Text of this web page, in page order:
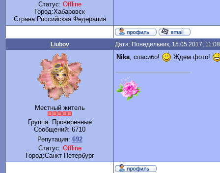
Статус: Offline
Город:Хабаровск
Cтрана:Российская Федерация
Liubov Дата: Понедельник, 15.05.2017,
Местный житель
Группа: Проверенные
Сообщений: 6710
Репутация: 692
Статус: Offline
Город:Санкт-Петербург
Nika , спасибо! Ждем фото!